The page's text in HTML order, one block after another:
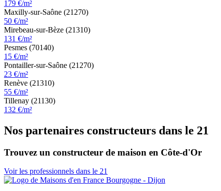
179 €/m²
Maxilly-sur-Saône (21270)
50 €/m²
Mirebeau-sur-Bèze (21310)
131 €/m²
Pesmes (70140)
15 €/m²
Pontailler-sur-Saône (21270)
23 €/m²
Renève (21310)
55 €/m²
Tillenay (21130)
132 €/m²
Nos partenaires constructeurs dans le 21
Trouvez un constructeur de maison en Côte-d'Or
Voir les professionnels dans le 21